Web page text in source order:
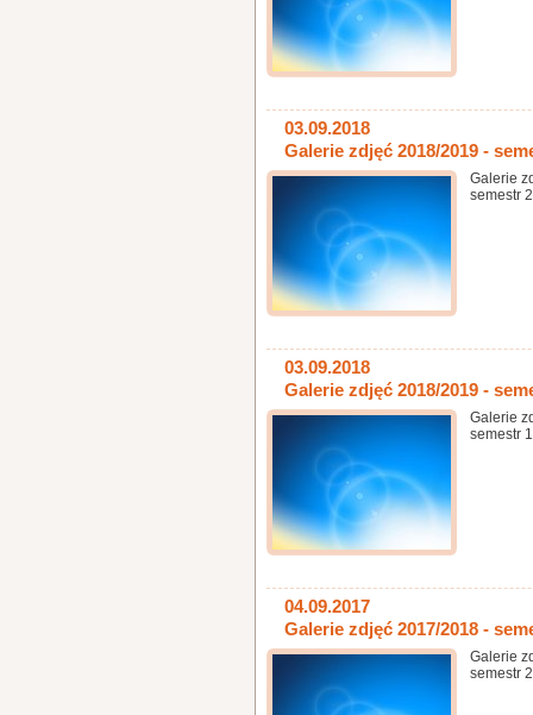
03.09.2018
Galerie zdjęć 2018/2019 -
Galerie
semestr 2
03.09.2018
Galerie zdjęć 2018/2019 -
Galerie
semestr 1
04.09.2017
Galerie zdjęć 2017/2018 -
Galerie
semestr 2